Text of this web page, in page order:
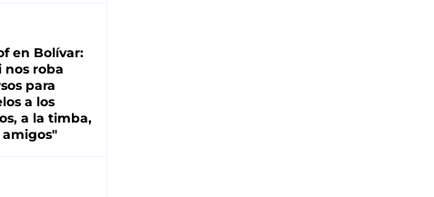
en Bolívar:
nos roba
para
a los
a la timba,
amigos"